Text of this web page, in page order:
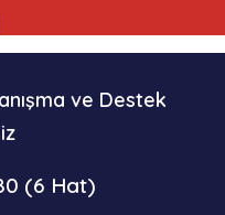
ve Destek
(6 Hat)